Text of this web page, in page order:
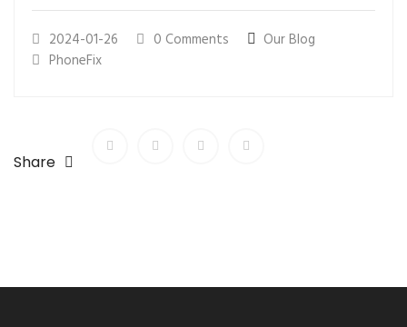
2024-01-26 0 Comments
Our Blog
PhoneFix
Share